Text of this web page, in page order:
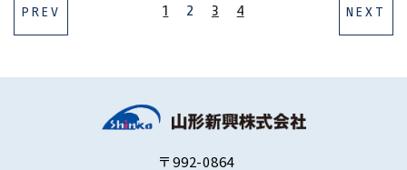
PREV 1 2 3 4 NEXT
〒992-0864